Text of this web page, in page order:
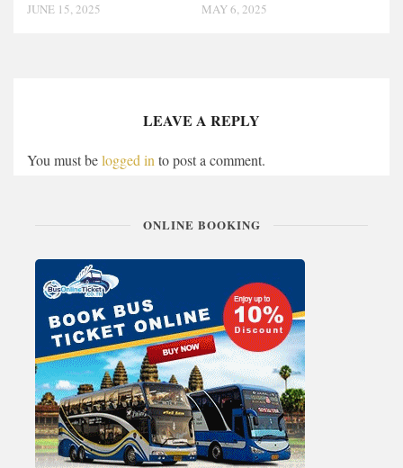
JUNE 15, 2025 MAY 6, 2025
LEAVE A REPLY
You must belogged in to post a comment.
ONLINE BOOKING